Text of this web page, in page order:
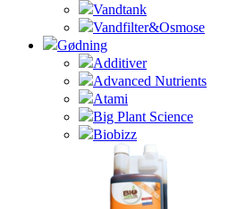
Vandtank
Vandfilter&Osmose
Gødning
Additiver
Advanced Nutrients
Atami
Big Plant Science
Biobizz